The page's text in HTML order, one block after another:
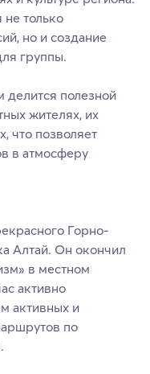
не только
но и создание
группы.
делится полезной
жителях, их
что позволяет
в атмосферу
Горно-
Алтай. Он окончил
в местном
активно
активных и
по